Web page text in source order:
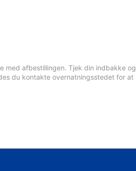
med afbestillingen. Tjek din indbakke og
du kontakte overnatningsstedet for at